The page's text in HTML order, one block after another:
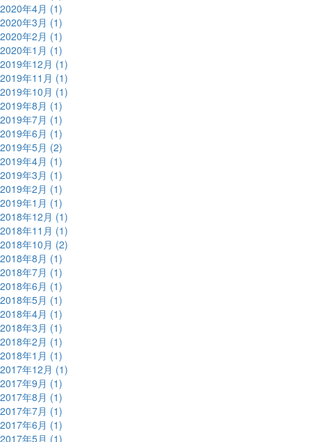
2020年4月 (1)
2020年3月 (1)
2020年2月 (1)
2020年1月 (1)
2019年12月 (1)
2019年11月 (1)
2019年10月 (1)
2019年8月 (1)
2019年7月 (1)
2019年6月 (1)
2019年5月 (2)
2019年4月 (1)
2019年3月 (1)
2019年2月 (1)
2019年1月 (1)
2018年12月 (1)
2018年11月 (1)
2018年10月 (2)
2018年8月 (1)
2018年7月 (1)
2018年6月 (1)
2018年5月 (1)
2018年4月 (1)
2018年3月 (1)
2018年2月 (1)
2018年1月 (1)
2017年12月 (1)
2017年9月 (1)
2017年8月 (1)
2017年7月 (1)
2017年6月 (1)
2017年5月 (1)